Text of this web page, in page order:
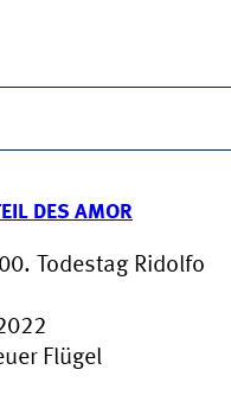
DES AMOR
Todestag Ridolfo
Flügel